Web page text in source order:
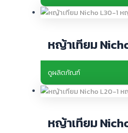
หญ้าเทียม
ดูผลิตภัณฑ์
หญ้าเทียม